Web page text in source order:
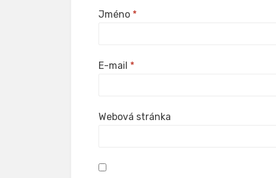
Jméno *
E-mail *
Webová stránka